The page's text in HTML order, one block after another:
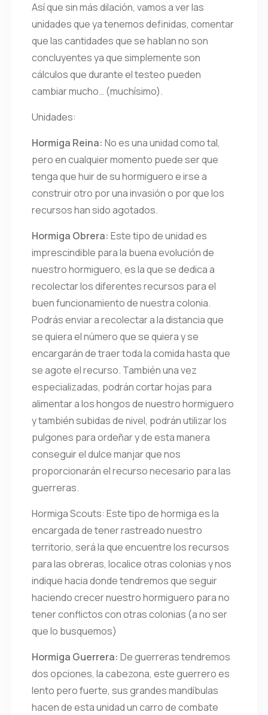
Así que sin más dilación, vamos a ver las
unidades que ya tenemos definidas, comentar
que las cantidades que se hablan no son
concluyentes ya que simplemente son
cálculos que durante el testeo pueden
cambiar mucho… (muchísimo).
Unidades:
Hormiga Reina: No es una unidad como tal,
pero en cualquier momento puede ser que
tenga que huir de su hormiguero e irse a
construir otro por una invasión o por que los
recursos han sido agotados.
Hormiga Obrera: Este tipo de unidad es
imprescindible para la buena evolución de
nuestro hormiguero, es la que se dedica a
recolectar los diferentes recursos para el
buen funcionamiento de nuestra colonia.
Podrás enviar a recolectar a la distancia que
se quiera el número que se quiera y se
encargarán de traer toda la comida hasta que
se agote el recurso. También una vez
especializadas, podrán cortar hojas para
alimentar a los hongos de nuestro hormiguero
y también subidas de nivel, podrán utilizar los
pulgones para ordeñar y de esta manera
conseguir el dulce manjar que nos
proporcionarán el recurso necesario para las
guerreras.
Hormiga Scouts: Este tipo de hormiga es la
encargada de tener rastreado nuestro
territorio, será la que encuentre los recursos
para las obreras, localice otras colonias y nos
indique hacia donde tendremos que seguir
haciendo crecer nuestro hormiguero para no
tener conflictos con otras colonias (a no ser
que lo busquemos)
Hormiga Guerrera: De guerreras tendremos
dos opciones, la cabezona, este guerrero es
lento pero fuerte, sus grandes mandíbulas
hacen de esta unidad un carro de combate